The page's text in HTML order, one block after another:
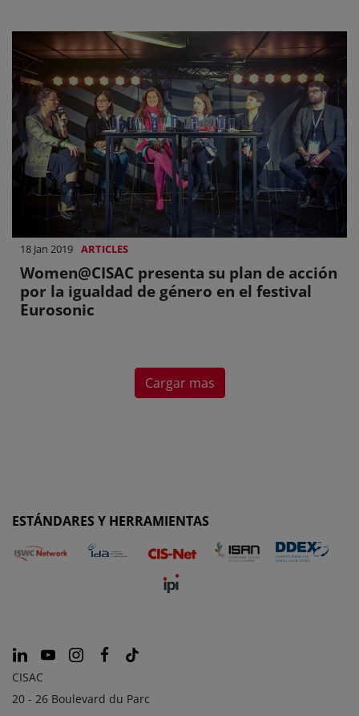
18 Jan 2019 ARTICLES
Women@CISAC presenta su plan de acción
por la igualdad de género en el festival
Eurosonic
Cargar mas
ESTÁNDARES Y HERRAMIENTAS
CISAC
20 - 26 Boulevard du Parc